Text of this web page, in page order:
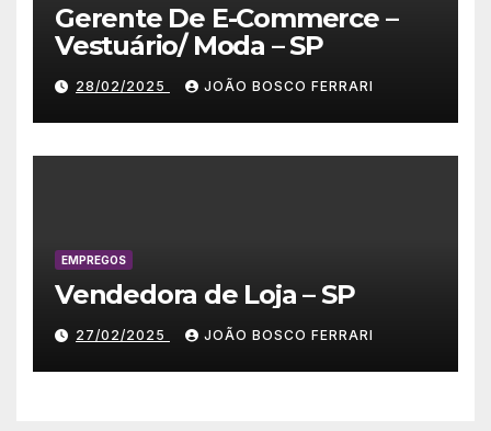
Gerente De E-Commerce –
Vestuário/ Moda – SP
28/02/2025 JOÃO BOSCO FERRARI
EMPREGOS
Vendedora de Loja – SP
27/02/2025 JOÃO BOSCO FERRARI